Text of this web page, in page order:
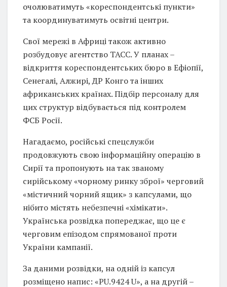
очолюватимуть «кореспондентські пункти»
та координуватимуть освітні центри.
Свої мережі в Африці також активно
розбудовує агентство ТАСС. У планах –
відкриття кореспондентських бюро в Ефіопії,
Сенегалі, Алжирі, ДР Конго та інших
африканських країнах. Підбір персоналу для
цих структур відбувається під контролем
ФСБ Росії.
Нагадаємо, російські спецслужби
продовжують свою інформаційну операцію в
Сирії та пропонують на так званому
сирійському «чорному ринку зброї» черговий
«містичний чорний ящик» з капсулами, що
нібито містять небезпечні «хімікати».
Українська розвідка попереджає, що це є
черговим епізодом спрямованої проти
України кампанії.
За даними розвідки, на одній із капсул
розміщено напис: «PU.9424 U», а на другій –